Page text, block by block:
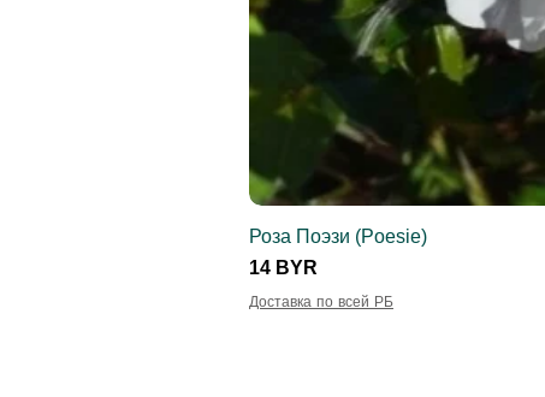
Роза Поэзи (Poesie)
Цена
14 BYR
Доставка по всей РБ